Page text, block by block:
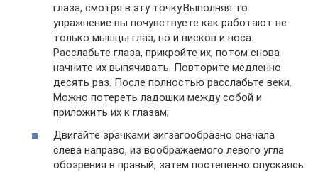
глаза, смотря в эту точку.Выполняя то
упражнение вы почувствуете как работают не
только мышцы глаз, но и висков и носа.
Расслабьте глаза, прикройте их, потом снова
начните их выпячивать. Повторите медленно
десять раз. После полностью расслабьте веки.
Можно потереть ладошки между собой и
приложить их к глазам;
Двигайте зрачками зигзагообразно сначала
слева направо, из воображаемого левого угла
обозрения в правый, затем постепенно опускаясь